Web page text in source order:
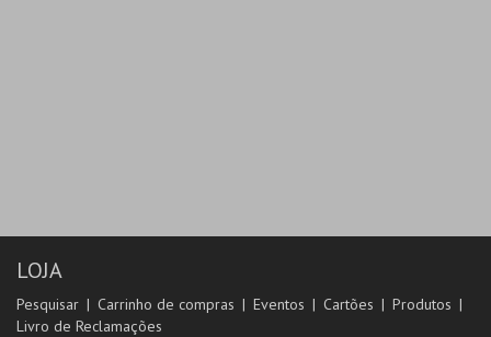
LOJA
Pesquisar Carrinho de compras Eventos Cartões
Produtos
Livro de Reclamações